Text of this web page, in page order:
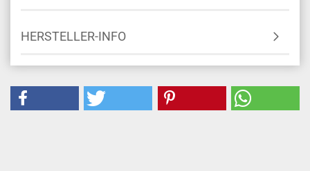
HERSTELLER-INFO